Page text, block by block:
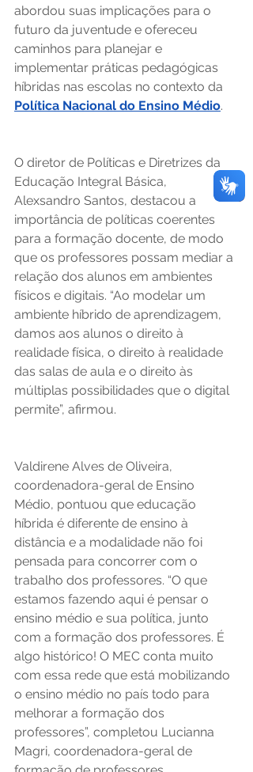
abordou suas implicações para o
futuro da juventude e ofereceu
caminhos para planejar e
implementar práticas pedagógicas
híbridas nas escolas no contexto da
Política Nacional do Ensino Médio.
O diretor de Políticas e Diretrizes da
Educação Integral Básica,
Alexsandro Santos, destacou a
importância de políticas coerentes
para a formação docente, de modo
que os professores possam mediar a
relação dos alunos em ambientes
físicos e digitais. “Ao modelar um
ambiente híbrido de aprendizagem,
damos aos alunos o direito à
realidade física, o direito à realidade
das salas de aula e o direito às
múltiplas possibilidades que o digital
permite”, afirmou.
Valdirene Alves de Oliveira,
coordenadora-geral de Ensino
Médio, pontuou que educação
híbrida é diferente de ensino à
distância e a modalidade não foi
pensada para concorrer com o
trabalho dos professores. “O que
estamos fazendo aqui é pensar o
ensino médio e sua política, junto
com a formação dos professores. É
algo histórico! O MEC conta muito
com essa rede que está mobilizando
o ensino médio no país todo para
melhorar a formação dos
professores”, completou Lucianna
Magri, coordenadora-geral de